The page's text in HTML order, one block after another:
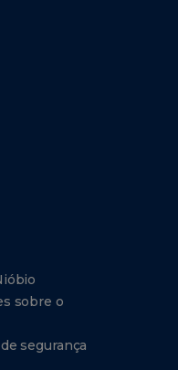
sobre o
segurança